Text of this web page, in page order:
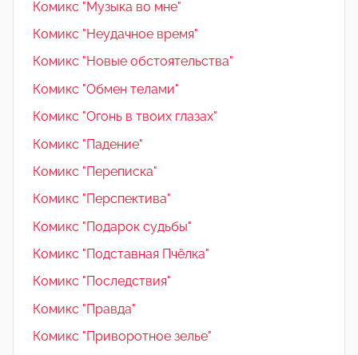
Комикс "Музыка во мне"
Комикс "Неудачное время"
Комикс "Новые обстоятельства"
Комикс "Обмен телами"
Комикс "Огонь в твоих глазах"
Комикс "Падение"
Комикс "Переписка"
Комикс "Перспектива"
Комикс "Подарок судьбы"
Комикс "Подставная Пчёлка"
Комикс "Последствия"
Комикс "Правда"
Комикс "Приворотное зелье"